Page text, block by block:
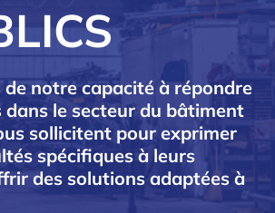
notre capacité à répondre
le secteur du bâtiment
sollicitent pour exprimer
spécifiques à leurs
des solutions adaptées à